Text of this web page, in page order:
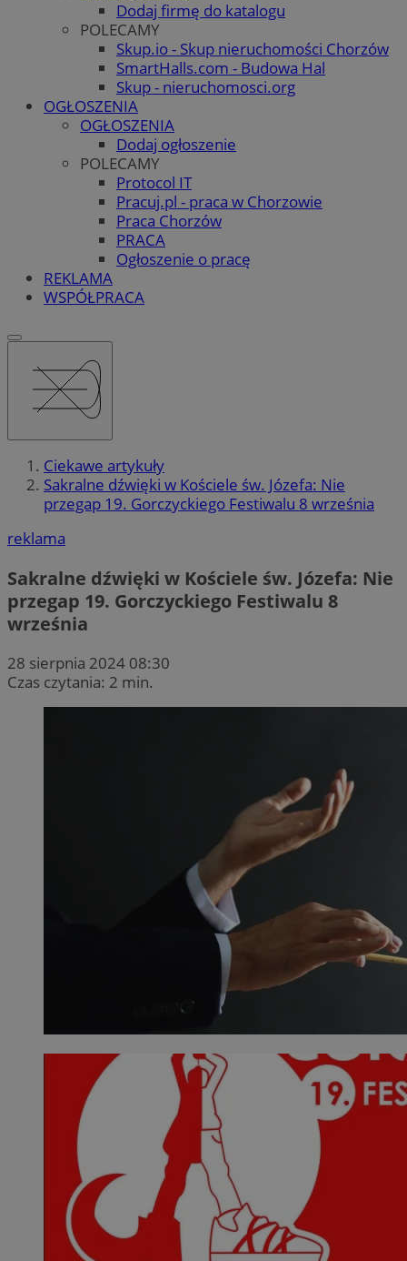
Dodaj firmę do katalogu
POLECAMY
Skup.io - Skup nieruchomości Chorzów
SmartHalls.com - Budowa Hal
Skup - nieruchomosci.org
OGŁOSZENIA
OGŁOSZENIA
Dodaj ogłoszenie
POLECAMY
Protocol IT
Pracuj.pl - praca w Chorzowie
Praca Chorzów
PRACA
Ogłoszenie o pracę
REKLAMA
WSPÓŁPRACA
Ciekawe artykuły
Sakralne dźwięki w Kościele św. Józefa: Nie
przegap 19. Gorczyckiego Festiwalu 8 września
reklama
Sakralne dźwięki w Kościele św. Józefa: Nie
przegap 19. Gorczyckiego Festiwalu 8
września
28 sierpnia 2024 08:30
Czas czytania: 2 min.